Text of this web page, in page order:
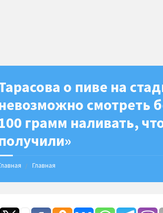
о пиве на
смотреть
грамм наливать,
Главная